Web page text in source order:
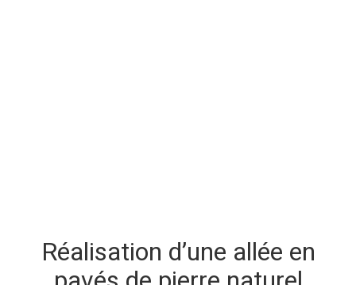
Réalisation d’une allée en